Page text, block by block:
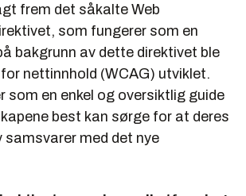
frem det såkalte Web
som fungerer som en
bakgrunn av dette direktivet ble
nettinnhold (WCAG) utviklet.
som en enkel og oversiktlig guide
best kan sørge for at deres
samsvarer med det nye